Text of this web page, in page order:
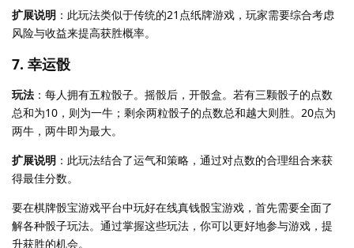
扩展说明 ：此玩法类似于传统的21点纸牌游戏，玩家需要综合考虑
风险与收益来提高获胜概率。
7. 幸运骰
玩法 ：每人拥有五粒骰子。摇骰后，开骰盒。若有三颗骰子的点数
总和为10，则为一牛；剩余两粒骰子的点数总和越大则胜。20点为
两牛，两牛即为最大。
扩展说明 ：此玩法结合了运气和策略，通过对点数的合理组合来获
得最佳分数。
要在棋牌骰宝游戏平台中玩好在线真钱骰宝游戏，首先需要全面了
解各种骰子玩法。通过掌握这些玩法，你可以更好地参与游戏，提
升获胜的机会。